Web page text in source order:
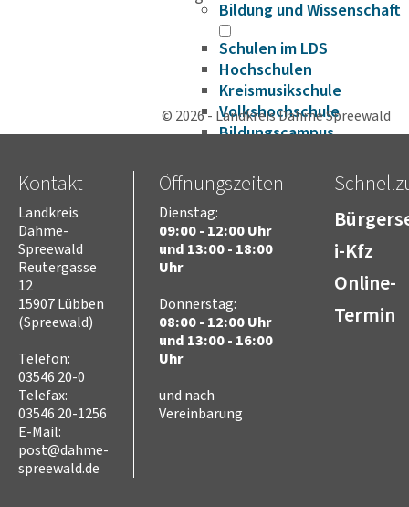
Bildung und Wissenschaft
Schulen im LDS
Hochschulen
Kreismusikschule
Volkshochschule
Bildungscampus
Bildungsplattform
Förderungen
Gesundheit
Infektionsschutz
Hygieneüberwachung
Schuluntersuchung
Zahnärztlicher Dienst
Krankenhäuser
Verkehr und Mobilität
© 2026 - Landkreis Dahme Spreewald
Kontakt
Landkreis
Dahme-
Spreewald
Reutergasse
12
15907 Lübben
(Spreewald)
Telefon:
03546 20-0
Telefax:
03546 20-1256
E-Mail:
post@dahme-
spreewald.de
Öffnungszeiten
Dienstag:
09:00 - 12:00 Uhr
und 13:00 - 18:00
Uhr
Donnerstag:
08:00 - 12:00 Uhr
und 13:00 - 16:00
Uhr
und nach
Vereinbarung
i-Kfz
Online-
Termin